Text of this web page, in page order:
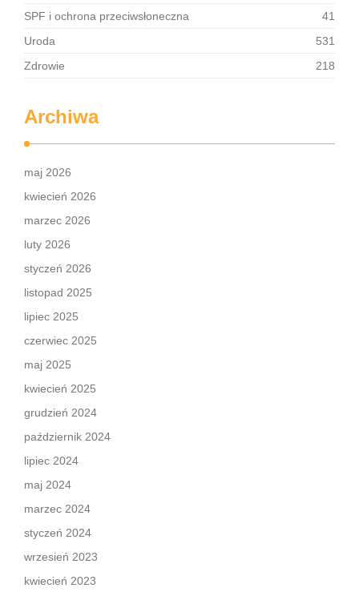
SPF i ochrona przeciwsłoneczna
41
Uroda
531
Zdrowie
218
Archiwa
maj 2026
kwiecień 2026
marzec 2026
luty 2026
styczeń 2026
listopad 2025
lipiec 2025
czerwiec 2025
maj 2025
kwiecień 2025
grudzień 2024
październik 2024
lipiec 2024
maj 2024
marzec 2024
styczeń 2024
wrzesień 2023
kwiecień 2023